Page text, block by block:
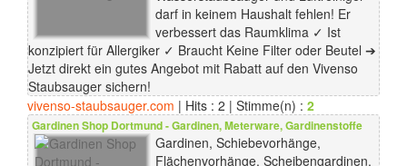
darf in keinem Haushalt fehlen! Er
verbessert das Raumklima ✓ Ist
konzipiert für Allergiker ✓ Braucht Keine Filter oder Beutel ➔
Jetzt direkt ein gutes Angebot mit Rabatt auf den Vivenso
Staubsauger sichern!
vivenso-staubsauger.com | Hits : 2 | Stimme(n) : 2
Gardinen Shop Dortmund - Gardinen, Meterware, Gardinenstoffe
Gardinen, Schiebevorhänge,
Flächenvorhänge, Scheibengardinen,